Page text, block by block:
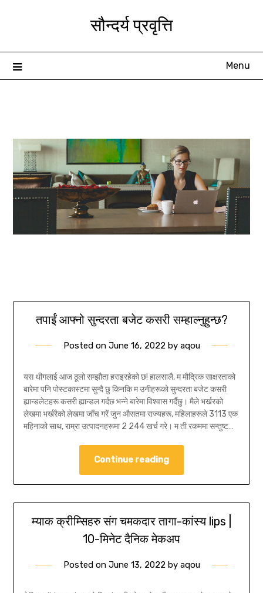
सौन्दर्य प्रवृत्ति
Menu
तपाईं आफ्नो सुन्दरता बजेट कसरी सम्हाल्नुहुन्छ?
Posted on June 16, 2022 by aqou
यस थीगलाई आज ठूलो सम्झौता हराइरहेको छ! हालसालै, म मौद्रिक साक्षरताको
बारेमा पनि पोस्टकास्टमा सुन्दै छु किनकि म उनीहरूको सुन्दरता बजेट कसरी
ह्यान्डलेटहरू कसरी ह्यान्डल गर्दछ भन्ने बारेमा विश्वास गर्दैछु। मैले भर्खरको
लेखमा भर्खरैको लेखमा जाँच गरें जुन औसतमा राज्यहरू, महिलाहरूले 3113 एक
महिनाको साथ, राम्रा उत्पादनहरूमा 2 244 खर्च गरे। म ती रकममा सन्तुष्ट…
Continue reading
म्याक क्रीम्सिहरु संग चमकदार तागा-कांस्य lips |
10-मिनेट दैनिक मेकअप
Posted on June 13, 2022 by aqou